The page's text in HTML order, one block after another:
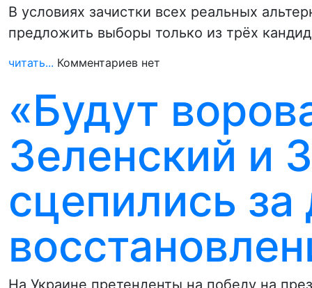
В условиях зачистки всех реальных
предложить выборы только из трёх
читать... Комментариев нет
«Будут
Зеленский и
сцепились
На Украине претенденты на победу на